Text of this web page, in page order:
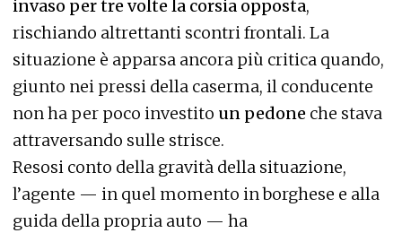
invaso per tre volte la corsia opposta,
rischiando altrettanti scontri frontali. La
situazione è apparsa ancora più critica quando,
giunto nei pressi della caserma, il conducente
non ha per poco investito un pedone che stava
attraversando sulle strisce.
Resosi conto della gravità della situazione,
l’agente — in quel momento in borghese e alla
guida della propria auto — ha